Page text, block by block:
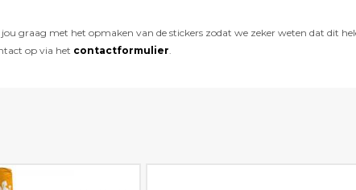
graag met het opmaken van de stickers zodat we zeker weten dat dit
op via het contactformulier